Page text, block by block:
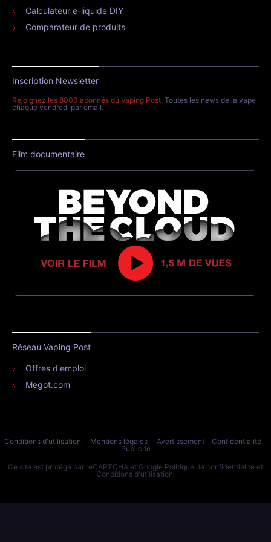
Calculateur e-liquide DIY
Comparateur de produits
Inscription Newsletter
Rejoignez les 8000 abonnés du Vaping Post. Toutes les news de la vape
chaque vendredi par email.
Film documentaire
Réseau Vaping Post
Offres d'emploi
Megot.com
Conditions d'utilisation Mentions légales Avertissement
Confidentialité
Publicité
Ce site est protégé par reCAPTCHA et Google Politique de confidentialité et
Conditions d'utilisation.